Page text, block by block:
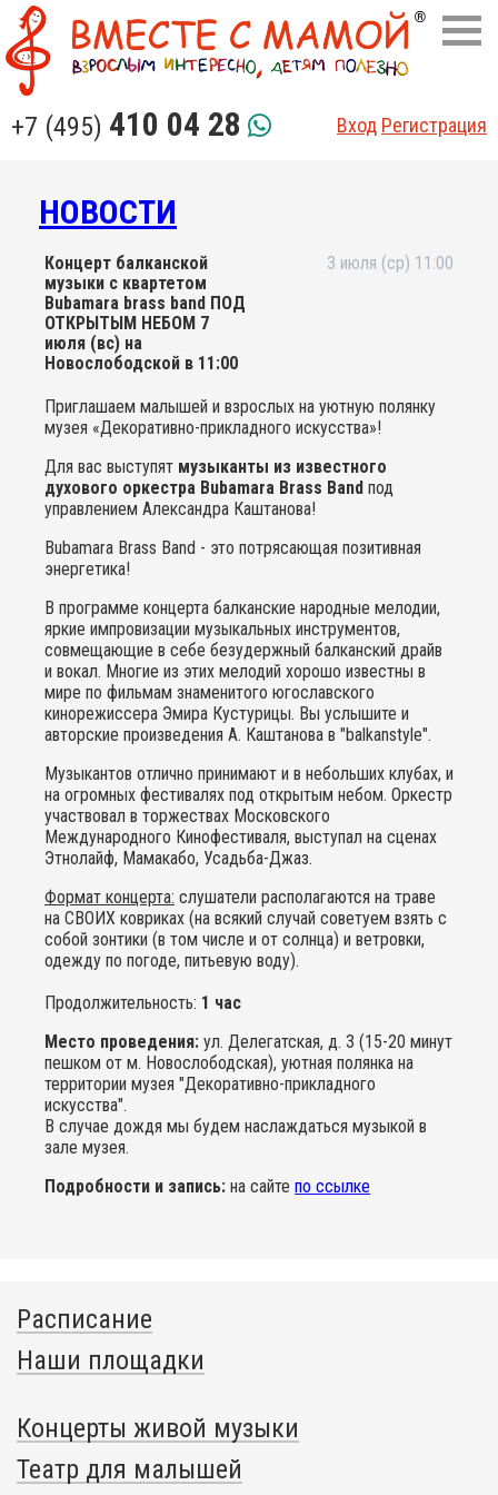
+7 (495) 410 04 28 Вход Регистрация
НОВОСТИ
Концерт балканской
музыки с квартетом
Bubamara brass band ПОД
ОТКРЫТЫМ НЕБОМ 7
июля (вс) на
Новослободской в 11:00
3 июля (ср) 11:00
Приглашаем малышей и взрослых на уютную полянку
музея «Декоративно-прикладного искусства»!
Для вас выступят музыканты из известного
духового оркестра Bubamara Brass Band под
управлением Александра Каштанова!
Bubamara Brass Band - это потрясающая позитивная
энергетика!
В программе концерта балканские народные мелодии,
яркие импровизации музыкальных инструментов,
совмещающие в себе безудержный балканский драйв
и вокал. Многие из этих мелодий хорошо известны в
мире по фильмам знаменитого югославского
кинорежиссера Эмира Кустурицы. Вы услышите и
авторские произведения А. Каштанова в "balkanstyle".
Музыкантов отлично принимают и в небольших клубах, и
на огромных фестивалях под открытым небом. Оркестр
участвовал в торжествах Московского
Международного Кинофестиваля, выступал на сценах
Этнолайф, Мамакабо, Усадьба-Джаз.
Формат концерта: слушатели располагаются на траве
на СВОИХ ковриках (на всякий случай советуем взять с
собой зонтики (в том числе и от солнца) и ветровки,
одежду по погоде, питьевую воду).
Продолжительность: 1 час
Место проведения: ул. Делегатская, д. 3 (15-20 минут
пешком от м. Новослободская), уютная полянка на
территории музея "Декоративно-прикладного
искусства".
В случае дождя мы будем наслаждаться музыкой в
зале музея.
Подробности и запись: на сайте по ссылке
Расписание
Наши площадки
Концерты живой музыки
Театр для малышей